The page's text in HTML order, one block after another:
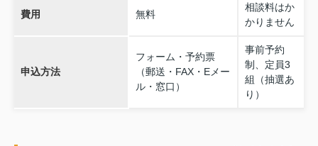
費用 無料
相談料はか
かりません
申込方法
フォーム・予約票
（郵送・FAX・Eメー
ル・窓口）
事前予約
制、定員3
組（抽選あ
り）